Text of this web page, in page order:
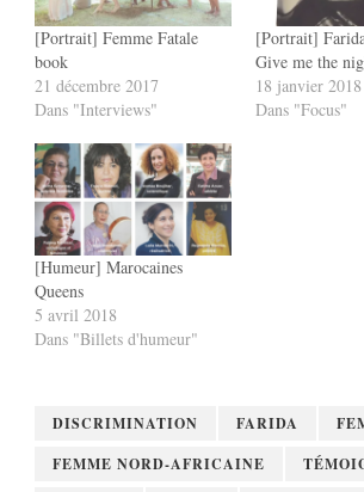
[Portrait] Femme Fatale
book
21 décembre 2017
Dans "Interviews"
[Portrait]
Give me the
18 janvier 2018
Dans "Focus"
[Humeur] Marocaines
Queens
5 avril 2018
Dans "Billets d'humeur"
DISCRIMINATION FARIDA
FEMME NORD-AFRICAINE